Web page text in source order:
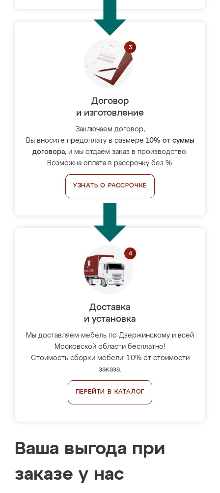
Договор
и изготовление
Заключаем договор,
Вы вносите предоплату в размере 10% от суммы
договора, и мы отдаём заказ в производство.
Возможна оплата в рассрочку без %.
УЗНАТЬ О РАССРОЧКЕ
Доставка
и установка
Мы доставляем мебель по Дзержинскому и всей
Московской области бесплатно!
Стоимость сборки мебели: 10% от стоимости
заказа.
ПЕРЕЙТИ В КАТАЛОГ
Ваша выгода при
заказе у нас